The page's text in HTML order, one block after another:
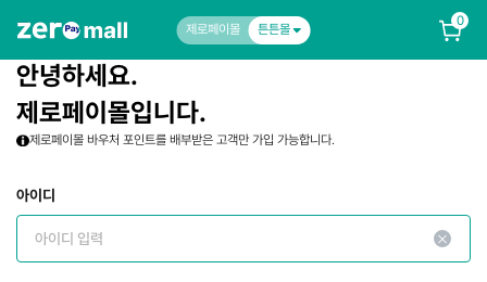
제로페이몰 튼튼몰
0
안녕하세요.
제로페이몰입니다.
제로페이몰 바우처 포인트를 배부받은 고객만 가입 가능합니다.
아이디